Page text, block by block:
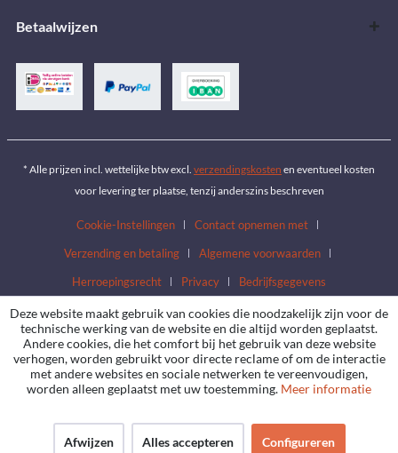
Betaalwijzen
* Alle prijzen incl. wettelijke btw excl. verzendingskosten en eventueel kosten
voor levering ter plaatse, tenzij anderszins beschreven
Cookie-Instellingen
Contact opnemen met
Verzending en betaling
Algemene voorwaarden
Herroepingsrecht
Privacy Bedrijfsgegevens
Deze website maakt gebruik van cookies die noodzakelijk zijn voor de
technische werking van de website en die altijd worden geplaatst.
Andere cookies, die het comfort bij het gebruik van deze website
verhogen, worden gebruikt voor directe reclame of om de interactie
met andere websites en sociale netwerken te vereenvoudigen,
worden alleen geplaatst met uw toestemming. Meer informatie
Afwijzen Alles accepteren Configureren